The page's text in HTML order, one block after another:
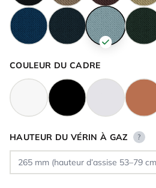
COULEUR DU CADRE
HAUTEUR DU VÉRIN À GAZ ?